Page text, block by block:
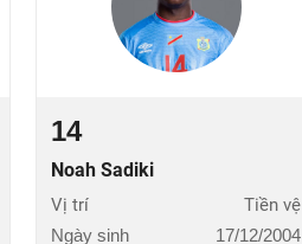
14
Noah Sadiki
Vị trí Tiền vệ
Ngày sinh
17/12/2004